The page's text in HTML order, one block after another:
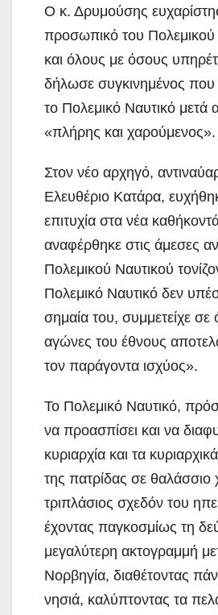
Ο κ. Δρυμούσης
προσωπικό του Πολεμικού
και όλους με όσους
δήλωσε συγκινημένος
το Πολεμικό Ναυτικό μετά
«πλήρης και χαρούμενος».
Στον νέο αρχηγό,
Ελευθέριο Κατάρα,
επιτυχία στα νέα
αναφέρθηκε στις άμεσες
Πολεμικού Ναυτικού
Πολεμικό Ναυτικό δεν
σημαία του, συμμετείχε σε
αγώνες του έθνους
τον παράγοντα ισχύος».
Το Πολεμικό Ναυτικό,
να προασπίσει και να
κυριαρχία και τα
της πατρίδας σε θαλάσσιο
τριπλάσιος σχεδόν του
έχοντας παγκοσμίως τη
μεγαλύτερη ακτογραμμή
Νορβηγία, διαθέτοντας
νησιά, καλύπτοντας τα